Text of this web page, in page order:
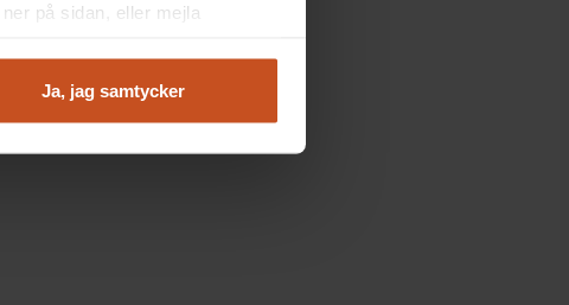
på sidan, eller mejla
Ja, jag samtycker